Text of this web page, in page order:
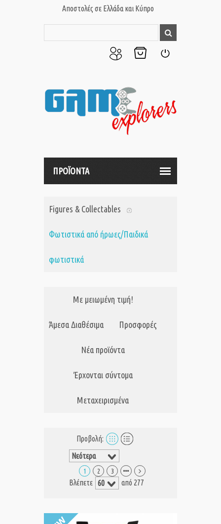
Αποστολές σε Ελλάδα και Κύπρο
μου
ΠΡΟΪΟΝΤΑ
Figures & Collectables
Φωτιστικά από ήρωες/Παιδικά
φωτιστικά
Με μειωμένη τιμή!
Άμεσα Διαθέσιμα Προσφορές
Νέα προϊόντα
Έρχονται σύντομα
Μεταχειρισμένα
Προβολή:
1 2 3
Βλέπετε από 277